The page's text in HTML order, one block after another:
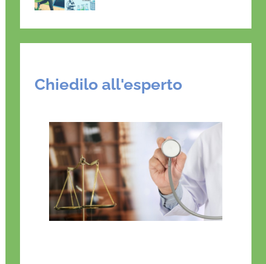
Chiedilo all'esperto